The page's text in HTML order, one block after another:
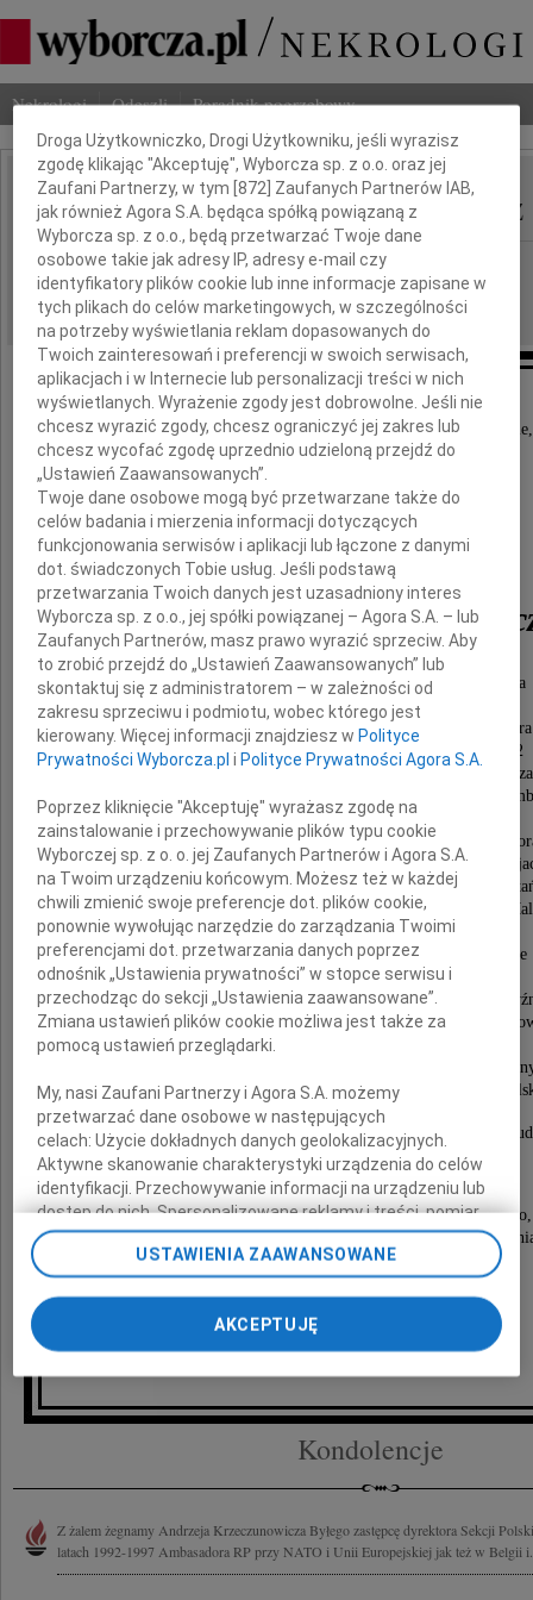
Nekrologi Odeszli Poradnik pogrzebowy
IMIĘ I NAZWISKO: Andrzej Krzeczunowicz
REGION: Warszawa, Opole, Kraków, Wrocław
DATA EMISJI: 27.11.2020
Z głębokim żalem zawiadamiamy,
że w dniu 17 listopada 2020 roku, w Warszawie,
odszedł w wieku 90-ciu lat
Andrzej
wieloletni pracownik Rozgłośni Polskiej Radia
Wolna Europa w Monachium (1954 1988),
w tym redaktor, komentator i zastępca dyrektora
Rozgłośni Polskiej RWE, w latach 1989-1992
dyrektor Biblioteki Polskiej i Muzeum Adama
od 1992 do 1997 r. ambasador RP w Belgii i
oraz stały przedstawiciel RP przy NATO
i Unii Zachodnioeuropejskiej w randze
członek zespołu rządowego prowadzącego
w sprawie wejścia Polski do NATO, Kawaler
i drugi wiceprezydent Związku Polskich Kawalerów
w latach 1997-2002,
prezes Związku Pisarzy Polskich na Obczyźnie
w latach 2010-2017,
wykładowca na Polskim Uniwersytecie na
w Londynie, na Akademii Polonijnej w
i w Europejskiej Akademii Dyplomacji
na Uniwersytecie w Opolu, w 1997 r.
Krzyżem Komandorskim Orderu Odrodzenia
Odszedł Człowiek o ogromnej wiedzy, kultury i
zasłużony dla Polski, dobry i mądry.
Ze względu na ograniczenia reżimu sanitarnego,
uroczystości pogrzebowe odbędą się w dniu 2
w gronie rodzinnym.
Pogrążeni w smutku,
Żona, syn, synowa, wnuki
Kondolencje
Z żalem żegnamy Andrzeja Krzeczunowicza Byłego zastępcę dyrektora Sekcji
latach 1992-1997 Ambasadora RP przy NATO i Unii Europejskiej jak też w Belgii
Dbamy o Twoją prywatność
Droga Użytkowniczko, Drogi Użytkowniku, jeśli wyrazisz
zgodę klikając "Akceptuję", Wyborcza sp. z o.o. oraz jej
Zaufani Partnerzy, w tym [872 ] Zaufanych Partnerów IAB,
jak również Agora S.A. będąca spółką powiązaną z
Wyborcza sp. z o.o., będą przetwarzać Twoje dane
osobowe takie jak adresy IP, adresy e-mail czy
identyfikatory plików cookie lub inne informacje zapisane w
tych plikach do celów marketingowych, w szczególności
na potrzeby wyświetlania reklam dopasowanych do
Twoich zainteresowań i preferencji w swoich serwisach,
aplikacjach i w Internecie lub personalizacji treści w nich
wyświetlanych. Wyrażenie zgody jest dobrowolne. Jeśli nie
chcesz wyrazić zgody, chcesz ograniczyć jej zakres lub
chcesz wycofać zgodę uprzednio udzieloną przejdź do
„Ustawień Zaawansowanych”.
Twoje dane osobowe mogą być przetwarzane także do
celów badania i mierzenia informacji dotyczących
funkcjonowania serwisów i aplikacji lub łączone z danymi
dot. świadczonych Tobie usług. Jeśli podstawą
przetwarzania Twoich danych jest uzasadniony interes
Wyborcza sp. z o.o., jej spółki powiązanej – Agora S.A. – lub
Zaufanych Partnerów, masz prawo wyrazić sprzeciw. Aby
to zrobić przejdź do „Ustawień Zaawansowanych” lub
skontaktuj się z administratorem – w zależności od
zakresu sprzeciwu i podmiotu, wobec którego jest
kierowany. Więcej informacji znajdziesz w Polityce
Prywatności Wyborcza.pl i Polityce Prywatności Agora S.A.
Poprzez kliknięcie "Akceptuję" wyrażasz zgodę na
zainstalowanie i przechowywanie plików typu cookie
Wyborczej sp. z o. o. jej Zaufanych Partnerów i Agora S.A.
na Twoim urządzeniu końcowym. Możesz też w każdej
chwili zmienić swoje preferencje dot. plików cookie,
ponownie wywołując narzędzie do zarządzania Twoimi
preferencjami dot. przetwarzania danych poprzez
odnośnik „Ustawienia prywatności” w stopce serwisu i
przechodząc do sekcji „Ustawienia zaawansowane”.
Zmiana ustawień plików cookie możliwa jest także za
pomocą ustawień przeglądarki.
My, nasi Zaufani Partnerzy i Agora S.A. możemy
przetwarzać dane osobowe w następujących
celach:Użycie dokładnych danych geolokalizacyjnych.
Aktywne skanowanie charakterystyki urządzenia do celów
identyfikacji. Przechowywanie informacji na urządzeniu lub
dostęp do nich. Spersonalizowane reklamy i treści, pomiar
reklam i treści, badnie odbiorców i ulepszanie usług.
Lista Zaufanych Partnerów
USTAWIENIA ZAAWANSOWANE
AKCEPTUJĘ